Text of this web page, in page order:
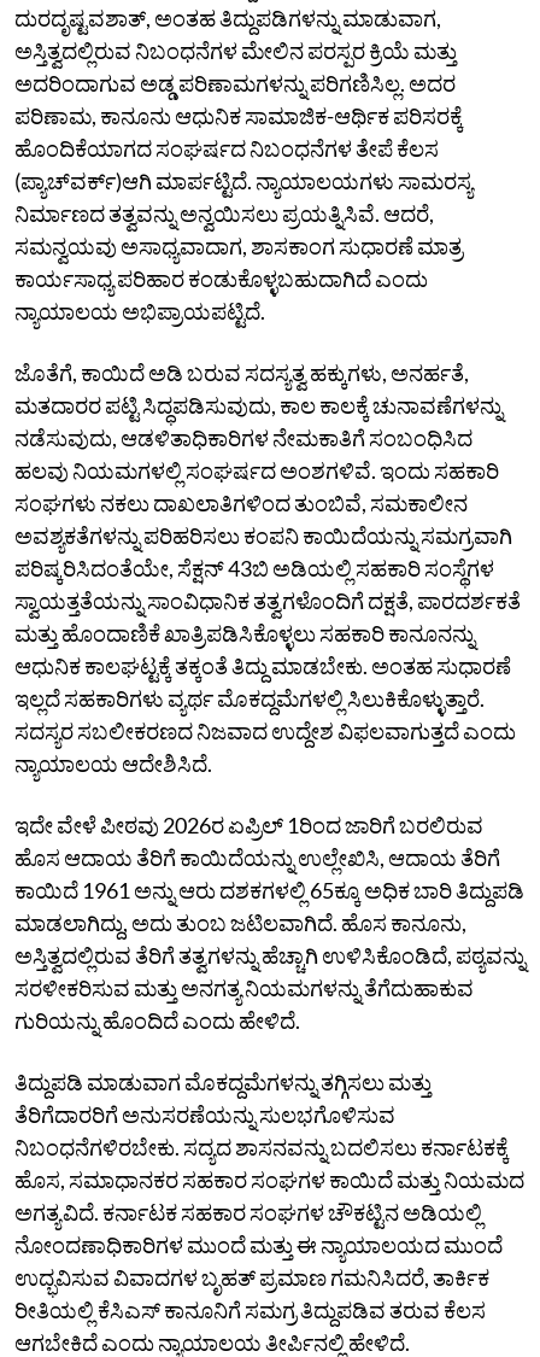
ದುರದೃಷ್ಟವಶಾತ್‌, ಅಂತಹ ತಿದ್ದುಪಡಿಗಳನ್ನು ಮಾಡುವಾಗ,
ಅಸ್ತಿತ್ವದಲ್ಲಿರುವ ನಿಬಂಧನೆಗಳ ಮೇಲಿನ ಪರಸ್ಪರ ಕ್ರಿಯೆ ಮತ್ತು
ಅದರಿಂದಾಗುವ ಅಡ್ಡ ಪರಿಣಾಮಗಳನ್ನು ಪರಿಗಣಿಸಿಲ್ಲ. ಅದರ
ಪರಿಣಾಮ, ಕಾನೂನು ಆಧುನಿಕ ಸಾಮಾಜಿಕ-ಆರ್ಥಿಕ ಪರಿಸರಕ್ಕೆ
ಹೊಂದಿಕೆಯಾಗದ ಸಂಘರ್ಷದ ನಿಬಂಧನೆಗಳ ತೇಪೆ ಕೆಲಸ
(ಪ್ಯಾಚ್‌ವರ್ಕ್‌)ಆಗಿ ಮಾರ್ಪಟ್ಟಿದೆ. ನ್ಯಾಯಾಲಯಗಳು ಸಾಮರಸ್ಯ
ನಿರ್ಮಾಣದ ತತ್ವವನ್ನು ಅನ್ವಯಿಸಲು ಪ್ರಯತ್ನಿಸಿವೆ. ಆದರೆ,
ಸಮನ್ವಯವು ಅಸಾಧ್ಯವಾದಾಗ, ಶಾಸಕಾಂಗ ಸುಧಾರಣೆ ಮಾತ್ರ
ಕಾರ್ಯಸಾಧ್ಯ ಪರಿಹಾರ ಕಂಡುಕೊಳ್ಳಬಹುದಾಗಿದೆ ಎಂದು
ನ್ಯಾಯಾಲಯ ಅಭಿಪ್ರಾಯಪಟ್ಟಿದೆ.
ಜೊತೆಗೆ, ಕಾಯಿದೆ ಅಡಿ ಬರುವ ಸದಸ್ಯತ್ವ ಹಕ್ಕುಗಳು, ಅನರ್ಹತೆ,
ಮತದಾರರ ಪಟ್ಟಿ ಸಿದ್ಧಪಡಿಸುವುದು, ಕಾಲ ಕಾಲಕ್ಕೆ ಚುನಾವಣೆಗಳನ್ನು
ನಡೆಸುವುದು, ಆಡಳಿತಾಧಿಕಾರಿಗಳ ನೇಮಕಾತಿಗೆ ಸಂಬಂಧಿಸಿದ
ಹಲವು ನಿಯಮಗಳಲ್ಲಿ ಸಂಘರ್ಷದ ಅಂಶಗಳಿವೆ. ಇಂದು ಸಹಕಾರಿ
ಸಂಘಗಳು ನಕಲು ದಾಖಲಾತಿಗಳಿಂದ ತುಂಬಿವೆ, ಸಮಕಾಲೀನ
ಅವಶ್ಯಕತೆಗಳನ್ನು ಪರಿಹರಿಸಲು ಕಂಪನಿ ಕಾಯಿದೆಯನ್ನು ಸಮಗ್ರವಾಗಿ
ಪರಿಷ್ಕರಿಸಿದಂತೆಯೇ, ಸೆಕ್ಷನ್ 43ಬಿ ಅಡಿಯಲ್ಲಿ ಸಹಕಾರಿ ಸಂಸ್ಥೆಗಳ
ಸ್ವಾಯತ್ತತೆಯನ್ನು ಸಾಂವಿಧಾನಿಕ ತತ್ವಗಳೊಂದಿಗೆ ದಕ್ಷತೆ, ಪಾರದರ್ಶಕತೆ
ಮತ್ತು ಹೊಂದಾಣಿಕೆ ಖಾತ್ರಿಪಡಿಸಿಕೊಳ್ಳಲು ಸಹಕಾರಿ ಕಾನೂನನ್ನು
ಆಧುನಿಕ ಕಾಲಘಟ್ಟಕ್ಕೆ ತಕ್ಕಂತೆ ತಿದ್ದು ಮಾಡಬೇಕು. ಅಂತಹ ಸುಧಾರಣೆ
ಇಲ್ಲದೆ ಸಹಕಾರಿಗಳು ವ್ಯರ್ಥ ಮೊಕದ್ದಮೆಗಳಲ್ಲಿ ಸಿಲುಕಿಕೊಳ್ಳುತ್ತಾರೆ.
ಸದಸ್ಯರ ಸಬಲೀಕರಣದ ನಿಜವಾದ ಉದ್ದೇಶ ವಿಫಲವಾಗುತ್ತದೆ ಎಂದು
ನ್ಯಾಯಾಲಯ ಆದೇಶಿಸಿದೆ.
ಇದೇ ವೇಳೆ ಪೀಠವು 2026ರ ಏಪ್ರಿಲ್ 1ರಿಂದ ಜಾರಿಗೆ ಬರಲಿರುವ
ಹೊಸ ಆದಾಯ ತೆರಿಗೆ ಕಾಯಿದೆಯನ್ನು ಉಲ್ಲೇಖಿಸಿ, ಆದಾಯ ತೆರಿಗೆ
ಕಾಯಿದೆ 1961 ಅನ್ನು ಆರು ದಶಕಗಳಲ್ಲಿ 65ಕ್ಕೂ ಅಧಿಕ ಬಾರಿ ತಿದ್ದುಪಡಿ
ಮಾಡಲಾಗಿದ್ದು, ಅದು ತುಂಬ ಜಟಿಲವಾಗಿದೆ. ಹೊಸ ಕಾನೂನು,
ಅಸ್ತಿತ್ವದಲ್ಲಿರುವ ತೆರಿಗೆ ತತ್ವಗಳನ್ನು ಹೆಚ್ಚಾಗಿ ಉಳಿಸಿಕೊಂಡಿದೆ, ಪಠ್ಯವನ್ನು
ಸರಳೀಕರಿಸುವ ಮತ್ತು ಅನಗತ್ಯ ನಿಯಮಗಳನ್ನು ತೆಗೆದುಹಾಕುವ
ಗುರಿಯನ್ನು ಹೊಂದಿದೆ ಎಂದು ಹೇಳಿದೆ.
ತಿದ್ದುಪಡಿ ಮಾಡುವಾಗ ಮೊಕದ್ದಮೆಗಳನ್ನು ತಗ್ಗಿಸಲು ಮತ್ತು
ತೆರಿಗೆದಾರರಿಗೆ ಅನುಸರಣೆಯನ್ನು ಸುಲಭಗೊಳಿಸುವ
ನಿಬಂಧನೆಗಳಿರಬೇಕು. ಸದ್ಯದ ಶಾಸನವನ್ನು ಬದಲಿಸಲು ಕರ್ನಾಟಕಕ್ಕೆ
ಹೊಸ, ಸಮಾಧಾನಕರ ಸಹಕಾರ ಸಂಘಗಳ ಕಾಯಿದೆ ಮತ್ತು ನಿಯಮದ
ಅಗತ್ಯವಿದೆ. ಕರ್ನಾಟಕ ಸಹಕಾರ ಸಂಘಗಳ ಚೌಕಟ್ಟಿನ ಅಡಿಯಲ್ಲಿ
ನೋಂದಣಾಧಿಕಾರಿಗಳ ಮುಂದೆ ಮತ್ತು ಈ ನ್ಯಾಯಾಲಯದ ಮುಂದೆ
ಉದ್ಭವಿಸುವ ವಿವಾದಗಳ ಬೃಹತ್‌ ಪ್ರಮಾಣ ಗಮನಿಸಿದರೆ, ತಾರ್ಕಿಕ
ರೀತಿಯಲ್ಲಿ ಕೆಸಿಎಸ್‌ ಕಾನೂನಿಗೆ ಸಮಗ್ರ ತಿದ್ದುಪಡಿವ ತರುವ ಕೆಲಸ
ಆಗಬೇಕಿದೆ ಎಂದು ನ್ಯಾಯಾಲಯ ತೀರ್ಪಿನಲ್ಲಿ ಹೇಳಿದೆ.